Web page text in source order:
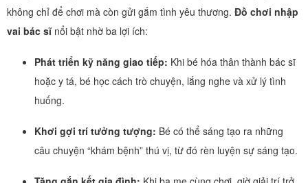
không chỉ để chơi mà còn gửi gắm tình yêu thương. Đồ chơi nhập
vai bác sĩnổi bật nhờ ba lợi ích:
Phát triển kỹ năng giao tiếp: Khi bé hóa thân thành bác sĩ
hoặc y tá, bé học cách trò chuyện, lắng nghe và xử lý tình
huống.
Khơi gợi trí tưởng tượng: Bé có thể sáng tạo ra những
câu chuyện “khám bệnh” thú vị, từ đó rèn luyện sự sáng tạo.